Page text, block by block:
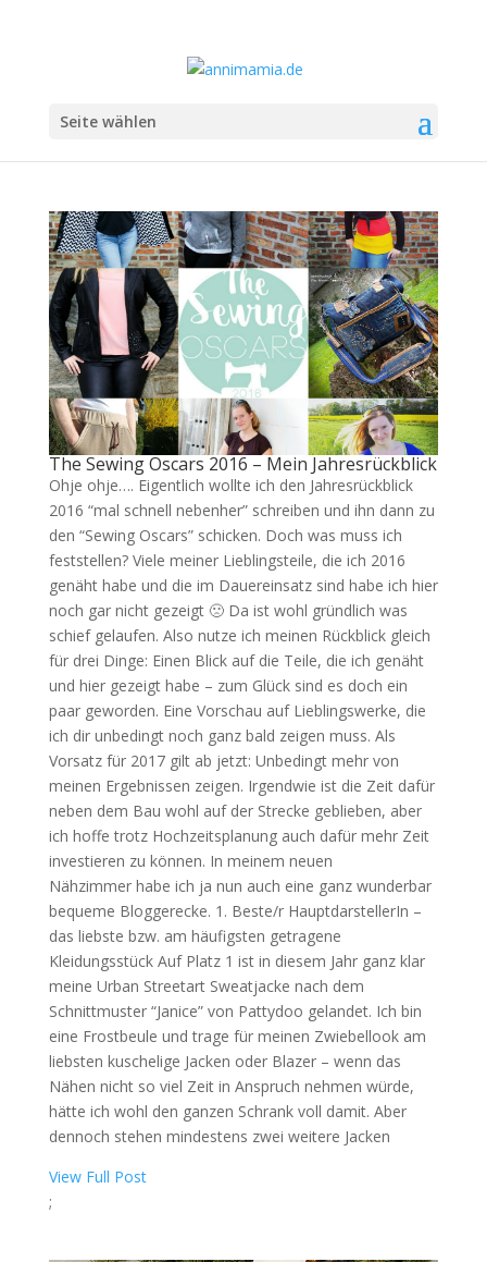
Seite wählen
The Sewing Oscars 2016 – Mein Jahresrückblick
Ohje ohje…. Eigentlich wollte ich den Jahresrückblick
2016 “mal schnell nebenher” schreiben und ihn dann zu
den “Sewing Oscars” schicken. Doch was muss ich
feststellen? Viele meiner Lieblingsteile, die ich 2016
genäht habe und die im Dauereinsatz sind habe ich hier
noch gar nicht gezeigt 🙁 Da ist wohl gründlich was
schief gelaufen. Also nutze ich meinen Rückblick gleich
für drei Dinge: Einen Blick auf die Teile, die ich genäht
und hier gezeigt habe – zum Glück sind es doch ein
paar geworden. Eine Vorschau auf Lieblingswerke, die
ich dir unbedingt noch ganz bald zeigen muss. Als
Vorsatz für 2017 gilt ab jetzt: Unbedingt mehr von
meinen Ergebnissen zeigen. Irgendwie ist die Zeit dafür
neben dem Bau wohl auf der Strecke geblieben, aber
ich hoffe trotz Hochzeitsplanung auch dafür mehr Zeit
investieren zu können. In meinem neuen
Nähzimmer habe ich ja nun auch eine ganz wunderbar
bequeme Bloggerecke. 1. Beste/r HauptdarstellerIn –
das liebste bzw. am häufigsten getragene
Kleidungsstück Auf Platz 1 ist in diesem Jahr ganz klar
meine Urban Streetart Sweatjacke nach dem
Schnittmuster “Janice” von Pattydoo gelandet. Ich bin
eine Frostbeule und trage für meinen Zwiebellook am
liebsten kuschelige Jacken oder Blazer – wenn das
Nähen nicht so viel Zeit in Anspruch nehmen würde,
hätte ich wohl den ganzen Schrank voll damit. Aber
dennoch stehen mindestens zwei weitere Jacken
View Full Post
;